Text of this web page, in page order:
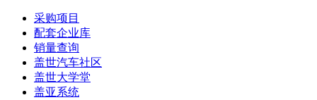
采购项目
配套企业库
销量查询
盖世汽车社区
盖世大学堂
盖亚系统